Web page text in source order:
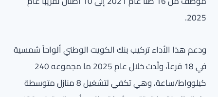
2025.
ودعم هذا الأداء تركيب بنك الكويت الوطني ألواحاً شمسية
في 18 فرعاً، ولّدت خلال عام 2025 ما مجموعه 240
كيلوواط/ساعة، وهي تكفي لتشغيل 8 منازل متوسطة